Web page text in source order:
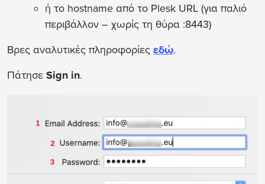
ή το hostname από το Plesk URL (για παλιό
περιβάλλον – χωρίς τη θύρα :8443)
Βρες αναλυτικές πληροφορίες εδώ.
Πάτησε Sign in.